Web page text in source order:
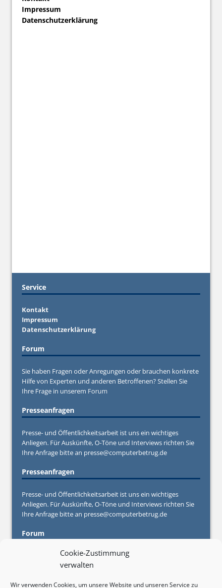
Cookie-Zustimmung
verwalten
Wir verwenden Cookies, um unsere Website und unseren Service zu
Impressum
Datenschutzerklärung
Service
Kontakt
Impressum
Datenschutzerklärung
Forum
Sie haben Fragen oder Anregungen oder brauchen konkrete
Hilfe von Experten und anderen Betroffenen? Stellen Sie
Ihre Frage in unserem Forum
Presseanfragen
Presse- und Öffentlichkeitsarbeit ist uns ein wichtiges
Anliegen. Für Auskünfte, O-Töne und Interviews richten Sie
Ihre Anfrage bitte an presse@computerbetrug.de
Presseanfragen
Presse- und Öffentlichkeitsarbeit ist uns ein wichtiges
Anliegen. Für Auskünfte, O-Töne und Interviews richten Sie
Ihre Anfrage bitte an presse@computerbetrug.de
Forum
Sie haben Fragen oder Anregungen oder brauchen konkrete
Hilfe von Experten und anderen Betroffenen? Stellen Sie